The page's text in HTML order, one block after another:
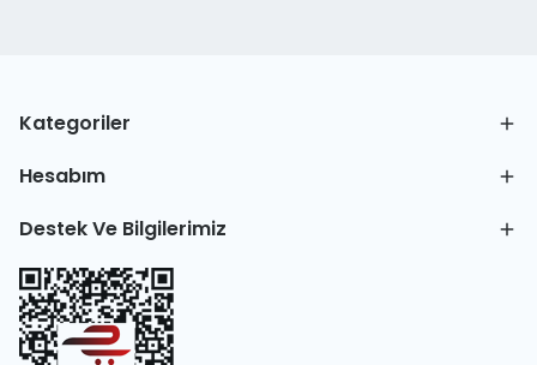
Kategoriler
Hesabım
Destek Ve Bilgilerimiz